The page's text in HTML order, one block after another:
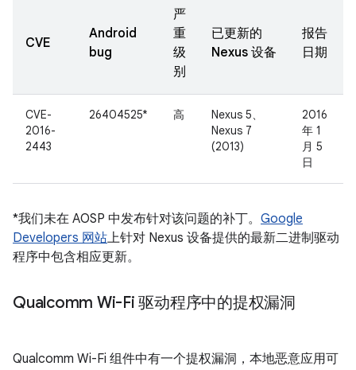
CVE
Android
bug
严
重
级
别
已更新的
Nexus 设备
报告
日期
CVE-
2016-
2443
26404525* 高
Nexus 5、
Nexus 7
(2013)
2016
年 1
月 5
日
*我们未在 AOSP 中发布针对该问题的补丁。 Google
Developers 网站上针对 Nexus 设备提供的最新二进制驱动
程序中包含相应更新。
Qualcomm Wi-Fi 驱动程序中的提权漏洞
Qualcomm Wi-Fi 组件中有一个提权漏洞，本地恶意应用可